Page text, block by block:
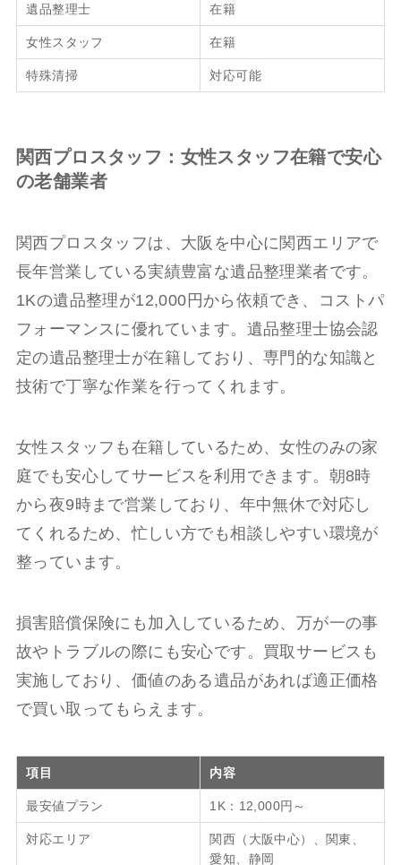
遺品整理士 在籍
女性スタッフ 在籍
特殊清掃 対応可能
関西プロスタッフ：女性スタッフ在籍で安心
の老舗業者
関西プロスタッフは、大阪を中心に関西エリアで
長年営業している実績豊富な遺品整理業者です。
1Kの遺品整理が12,000円から依頼でき、コストパ
フォーマンスに優れています。遺品整理士協会認
定の遺品整理士が在籍しており、専門的な知識と
技術で丁寧な作業を行ってくれます。
女性スタッフも在籍しているため、女性のみの家
庭でも安心してサービスを利用できます。朝8時
から夜9時まで営業しており、年中無休で対応し
てくれるため、忙しい方でも相談しやすい環境が
整っています。
損害賠償保険にも加入しているため、万が一の事
故やトラブルの際にも安心です。買取サービスも
実施しており、価値のある遺品があれば適正価格
で買い取ってもらえます。
項目 内容
最安値プラン 1K：12,000円～
対応エリア
関西（大阪中心）、関東、
愛知、静岡